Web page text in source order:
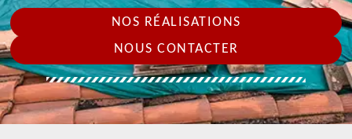
NOS RÉALISATIONS
NOUS CONTACTER